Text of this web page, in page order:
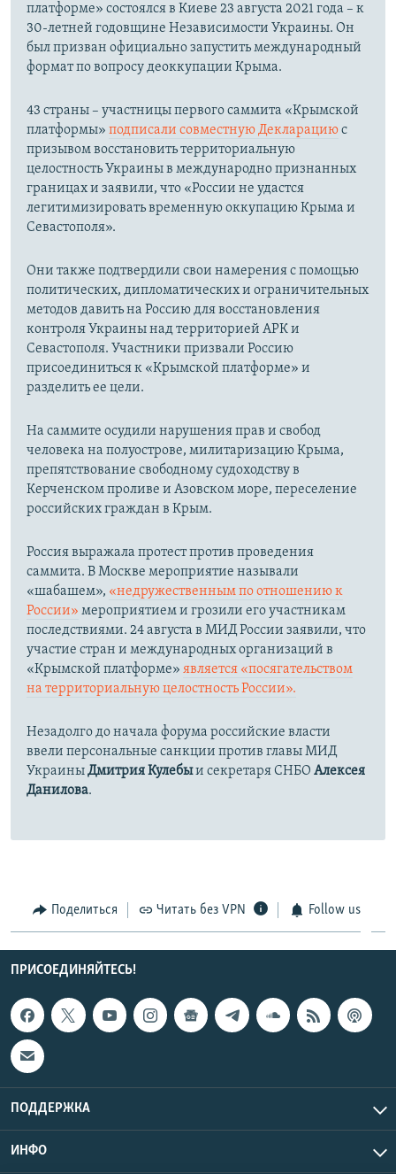
платформе» состоялся в Киеве 23 августа 2021 года – к
30-летней годовщине Независимости Украины. Он
был призван официально запустить международный
формат по вопросу деоккупации Крыма.
43 страны – участницы первого саммита «Крымской
платформы» подписали совместную Декларациюс
призывом восстановить территориальную
целостность Украины в международно признанных
границах и заявили, что «России не удастся
легитимизировать временную оккупацию Крыма и
Севастополя».
Они также подтвердили свои намерения с помощью
политических, дипломатических и ограничительных
методов давить на Россию для восстановления
контроля Украины над территорией АРК и
Севастополя. Участники призвали Россию
присоединиться к «Крымской платформе» и
разделить ее цели.
На саммите осудили нарушения прав и свобод
человека на полуострове, милитаризацию Крыма,
препятствование свободному судоходству в
Керченском проливе и Азовском море, переселение
российских граждан в Крым.
Россия выражала протест против проведения
саммита. В Москве мероприятие называли
«шабашем», «недружественным по отношению к
России» мероприятием и грозили его участникам
последствиями. 24 августа в МИД России заявили, что
участие стран и международных организаций в
«Крымской платформе» является «посягательством
на территориальную целостность России».
Незадолго до начала форума российские власти
ввели персональные санкции против главы МИД
УкраиныДмитрия Кулебыи секретаря СНБО Алексея
Данилова.
Поделиться Читать без VPN Follow us
ПРИСОЕДИНЯЙТЕСЬ!
ПОДДЕРЖКА
ИНФО